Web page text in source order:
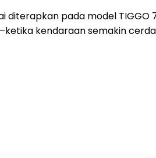
diterapkan pada model
kendaraan semakin